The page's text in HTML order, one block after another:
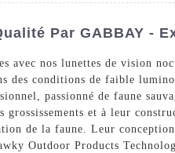
Par GABBAY -
avec nos lunettes de vision
des conditions de faible
passionné de faune
et à leur
de la faune. Leur
Outdoor Products